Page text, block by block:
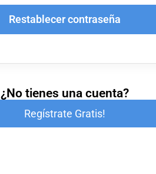
Restablecer contraseña
¿No tienes una cuenta?
Regístrate Gratis!